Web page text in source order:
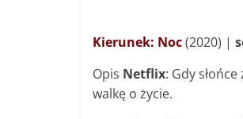
Kierunek: Noc(2020) |
Opis Netflix: Gdy
walkę o życie.